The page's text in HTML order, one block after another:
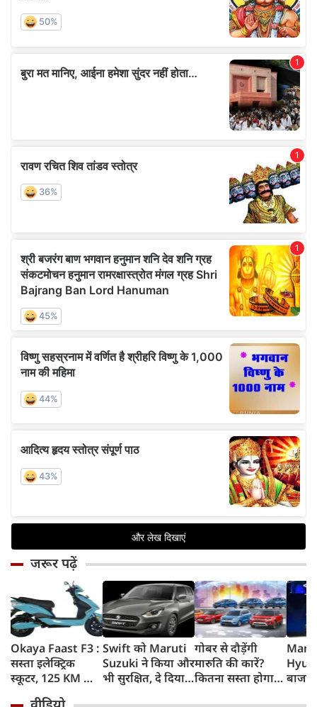
जरूर पढ़ें
Okaya Faast F3 :
सस्ता इलेक्ट्रिक
स्कूटर, 125 KM की
Swift को Maruti
Suzuki ने किया और
भी सुरक्षित, दे दिया
गोबर से दौड़ेंगी
मारुति की कारें?
कितना सस्ता होगा